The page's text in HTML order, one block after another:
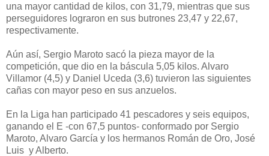
una mayor cantidad de kilos, con 31,79, mientras que sus
perseguidores lograron en sus butrones 23,47 y 22,67,
respectivamente.
Aún así, Sergio Maroto sacó la pieza mayor de la
competición, que dio en la báscula 5,05 kilos. Alvaro
Villamor (4,5) y Daniel Uceda (3,6) tuvieron las siguientes
cañas con mayor peso en sus anzuelos.
En la Liga han participado 41 pescadores y seis equipos,
ganando el E -con 67,5 puntos- conformado por Sergio
Maroto, Alvaro García y los hermanos Román de Oro, José
Luis y Alberto.